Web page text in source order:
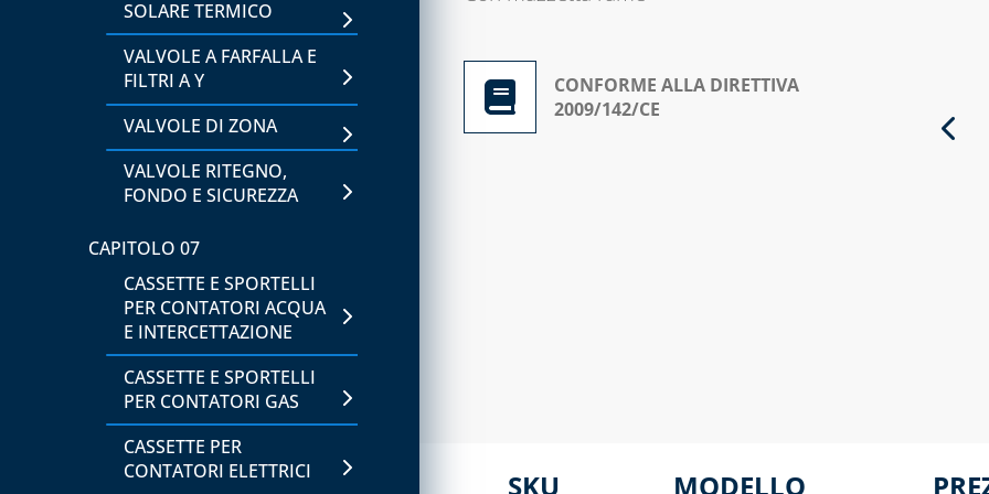
CAPITOLO 02
ATTREZZATURA PER GAS
REFRIGERANTI A3
ATTREZZATURE PER
VUOTO E CARICO
SISTEMI PER VUOTO E
ATTREZZATURE UTENSILI
CAPITOLO 04
SIGILLANTI, ADDITIVI E
RILEVATORI DI PERDITE
CAPITOLO 05
SOLARE TERMICO
VALVOLE A FARFALLA E
FILTRI A Y
VALVOLE DI ZONA
VALVOLE RITEGNO,
FONDO E SICUREZZA
CAPITOLO 07
CASSETTE E SPORTELLI
PER CONTATORI ACQUA
E INTERCETTAZIONE
CASSETTE E SPORTELLI
PER CONTATORI GAS
CASSETTE PER
CONTATORI ELETTRICI
CONFORME ALLA DIRETTIVA
2009/142/CE
SKU MODELLO